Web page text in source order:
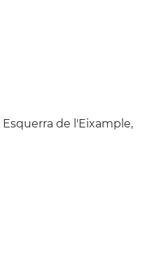
Esquerra de l'Eixample,